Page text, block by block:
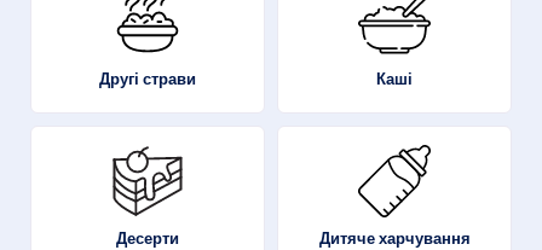
Другі страви Каші
Десерти Дитяче харчування